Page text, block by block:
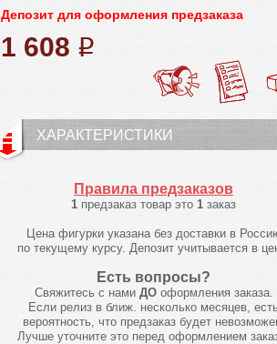
Депозит для оформления предзаказа
1 608 q
ХАРАКТЕРИСТИКИ
Правила предзаказов
1 предзаказ товар это 1 заказ
Цена фигурки указана без доставки в
по текущему курсу. Депозит учитывается в
Есть вопросы?
Свяжитесь с нами ДОоформления заказа.
Если релиз в ближ. несколько месяцев, есть
вероятность, что предзаказ будет
Лучше уточните это перед оформлением